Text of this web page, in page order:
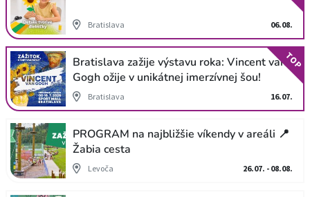
Bratislava 06.08.
Bratislava zažije výstavu roka: Vincent van
Gogh ožije v unikátnej imerzívnej šou!
Bratislava 16.07.
TOP
PROGRAM na najbližšie víkendy v areáli 📍
Žabia cesta
Levoča 26.07. - 08.08.